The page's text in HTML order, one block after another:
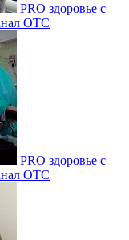
PRO здоровье с
ОТС
PRO здоровье с
ОТС